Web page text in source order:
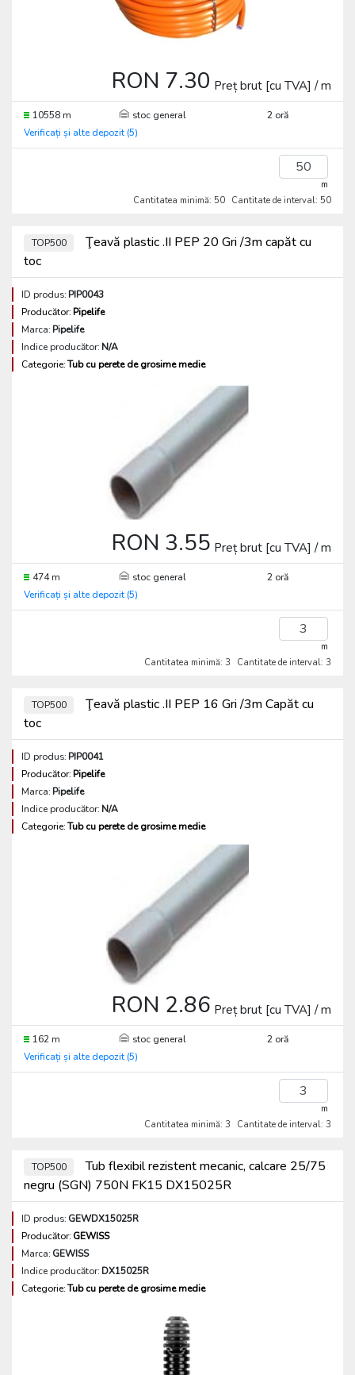
RON 7.30 Preț brut [cu TVA] / m
10558 m stoc general
2 oră
Verificați și alte depozit (5)
m
Cantitatea minimă: 50 Cantitate de interval: 50
TOP500
Ţeavă plastic .II PEP 20 Gri /3m capăt cu
toc
ID produs:PIP0043
Producător:Pipelife
Marca:Pipelife
Indice producător:N/A
Categorie:Tub cu perete de grosime medie
RON 3.55 Preț brut [cu TVA] / m
474 m stoc general
2 oră
Verificați și alte depozit (5)
m
Cantitatea minimă: 3
Cantitate de interval: 3
TOP500
Ţeavă plastic .II PEP 16 Gri /3m Capăt cu
toc
ID produs:PIP0041
Producător:Pipelife
Marca:Pipelife
Indice producător:N/A
Categorie:Tub cu perete de grosime medie
RON 2.86 Preț brut [cu TVA] / m
162 m stoc general
2 oră
Verificați și alte depozit (5)
m
Cantitatea minimă: 3
Cantitate de interval: 3
TOP500
Tub flexibil rezistent mecanic, calcare 25/75
negru (SGN) 750N FK15 DX15025R
ID produs: GEWDX15025R
Producător: GEWISS
Marca: GEWISS
Indice producător:DX15025R
Categorie:Tub cu perete de grosime medie